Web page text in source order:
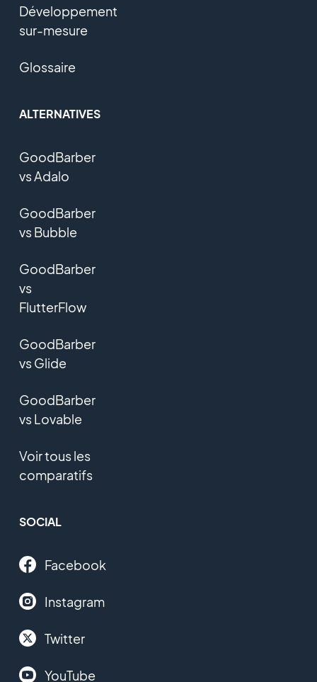
Développement
sur-mesure
Glossaire
ALTERNATIVES
GoodBarber
vs Adalo
GoodBarber
vs Bubble
GoodBarber
vs
FlutterFlow
GoodBarber
vs Glide
GoodBarber
vs Lovable
Voir tous les
comparatifs
SOCIAL
Facebook
Instagram
Twitter
YouTube